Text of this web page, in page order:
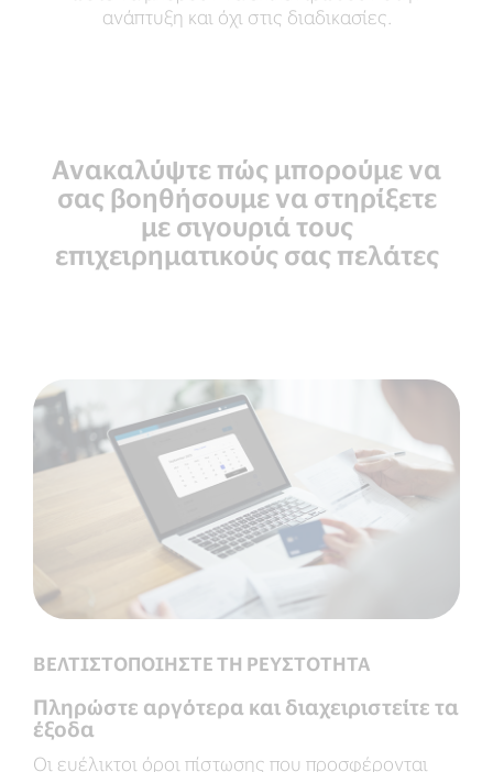
ανάπτυξη και όχι στις διαδικασίες.
Ανακαλύψτε πώς μπορούμε να
σας βοηθήσουμε να στηρίξετε
με σιγουριά τους
επιχειρηματικούς σας πελάτες
ΒΕΛΤΙΣΤΟΠΟΙΗΣΤΕ ΤΗ ΡΕΥΣΤΟΤΗΤΑ
Πληρώστε αργότερα και διαχειριστείτε τα
έξοδα
Οι ευέλικτοι όροι πίστωσης που προσφέρονται